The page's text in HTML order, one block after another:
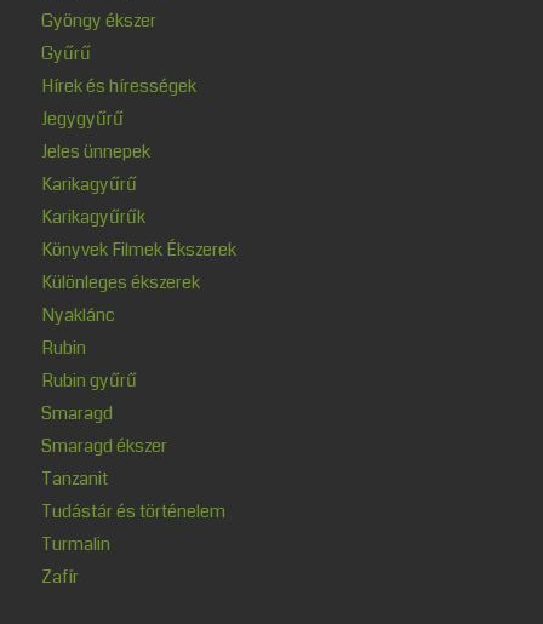
Gyöngy ékszer
Gyűrű
Hírek és hírességek
Jegygyűrű
Jeles ünnepek
Karikagyűrű
Karikagyűrűk
Könyvek Filmek Ékszerek
Különleges ékszerek
Nyaklánc
Rubin
Rubin gyűrű
Smaragd
Smaragd ékszer
Tanzanit
Tudástár és történelem
Turmalin
Zafír